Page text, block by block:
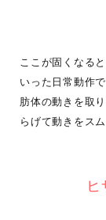
ここが固くなる
いった日常動作
肪体の動きを取
らげて動きをス
ヒ